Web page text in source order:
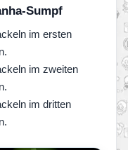
Sumpf
im ersten
im zweiten
im dritten